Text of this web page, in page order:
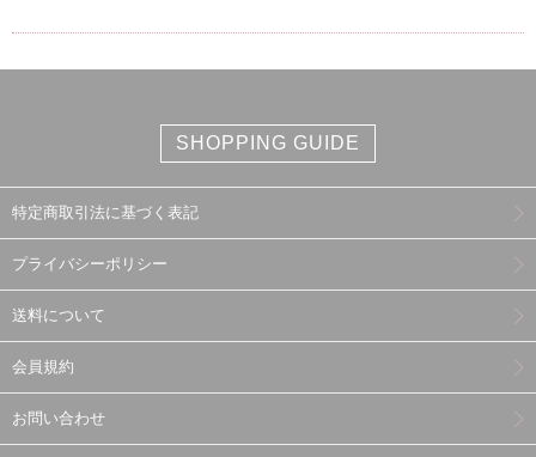
SHOPPING GUIDE
特定商取引法に基づく表記
プライバシーポリシー
送料について
会員規約
お問い合わせ